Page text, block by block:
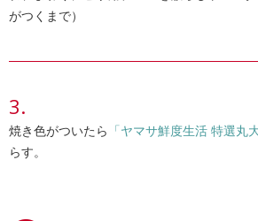
がつくまで）
焼き色がついたら 「ヤマサ鮮度生活 特選丸
らす。